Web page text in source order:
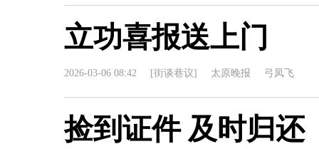
立功喜报送上门
2026-03-06 08:42 [街谈巷议] 太原晚报 弓凤飞
捡到证件 及时归还